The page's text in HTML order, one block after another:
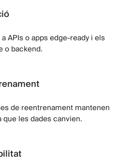
APIs o apps edge-ready i els
o backend.
de reentrenament mantenen
les dades canvien.